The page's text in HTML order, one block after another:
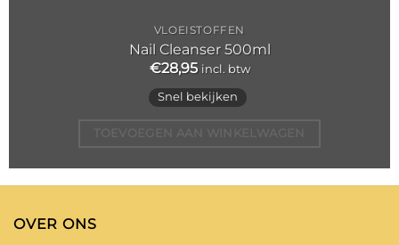
VLOEISTOFFEN
Nail Cleanser 500ml
€28,95 incl. btw
Snel bekijken
OVER ONS